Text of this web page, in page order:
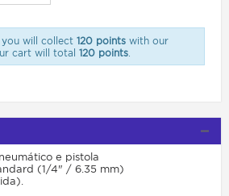
will collect 120 pointswith our
cart will total 120 points.
e pistola
(1/4" / 6.35 mm)